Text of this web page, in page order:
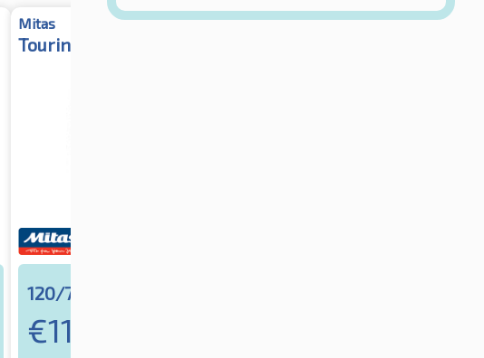
Mitas
Touring Force Front
120/70ZR19 60W
€112.37
Pirelli